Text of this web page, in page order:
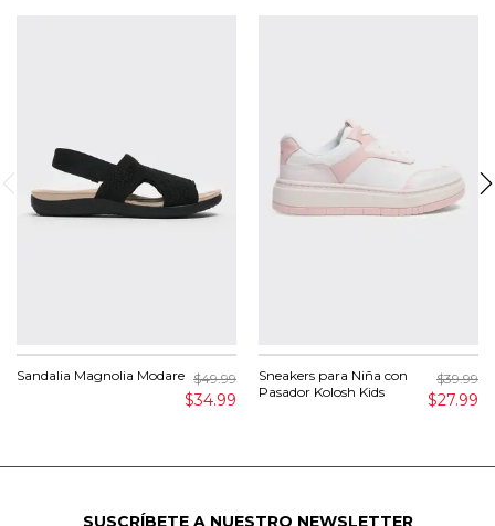
Sandalia Magnolia Modare $49.99
$34.99
Sneakers para Niña con
Pasador Kolosh Kids
$39.99
$27.99
SUSCRÍBETE A NUESTRO NEWSLETTER